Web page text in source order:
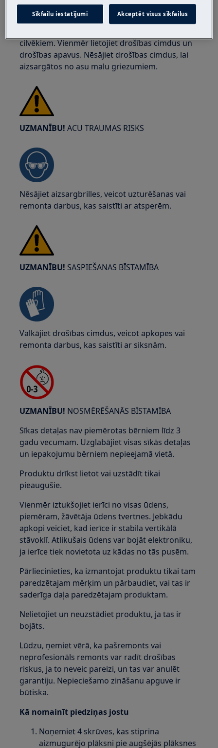
Vienmēr esiet uzmanīgi, pārvietojot tehniku.
cilvēkiem. Vienmēr lietojiet drošības cimdus un
drošības apavus. Nēsājiet drošības cimdus, lai
aizsargātos no asu malu griezumiem.
UZMANĪBU! ACU TRAUMAS RISKS
Nēsājiet aizsargbrilles, veicot uzturēšanas vai
remonta darbus, kas saistīti ar atsperēm.
UZMANĪBU! SASPIEŠANAS BĪSTAMĪBA
Valkājiet drošības cimdus, veicot apkopes vai
remonta darbus, kas saistīti ar siksnām.
UZMANĪBU! NOSMĒRĒŠANĀS BĪSTAMĪBA
Sīkas detaļas nav piemērotas bērniem līdz 3
gadu vecumam. Uzglabājiet visas sīkās detaļas
un iepakojumu bērniem nepieejamā vietā.
Produktu drīkst lietot vai uzstādīt tikai
pieaugušie.
Vienmēr iztukšojiet ierīci no visas ūdens,
piemēram, žāvētāja ūdens tvertnes. Jebkādu
apkopi veiciet, kad ierīce ir stabila vertikālā
stāvoklī. Atlikušais ūdens var bojāt elektroniku,
ja ierīce tiek novietota uz kādas no tās pusēm.
Pārliecinieties, ka izmantojat produktu tikai tam
paredzētajam mērķim un pārbaudiet, vai tas ir
saderīga daļa paredzētajam produktam.
Nelietojiet un neuzstādiet produktu, ja tas ir
bojāts.
Lūdzu, ņemiet vērā, ka pašremonts vai
neprofesionāls remonts var radīt drošības
riskus, ja to neveic pareizi, un tas var anulēt
garantiju. Nepieciešamo zināšanu apguve ir
būtiska.
Kā nomainīt piedziņas jostu
Noņemiet 4 skrūves, kas stiprina
aizmugurējo plāksni pie augšējās plāksnes
Sīkfailu iestatījumi Akceptēt visus sīkfailus